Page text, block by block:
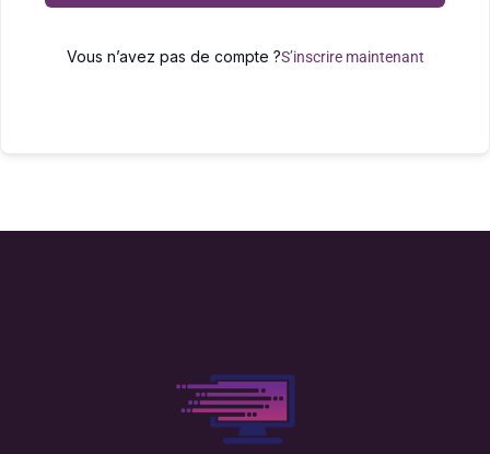
Vous n’avez pas de compte ?S’inscrire maintenant